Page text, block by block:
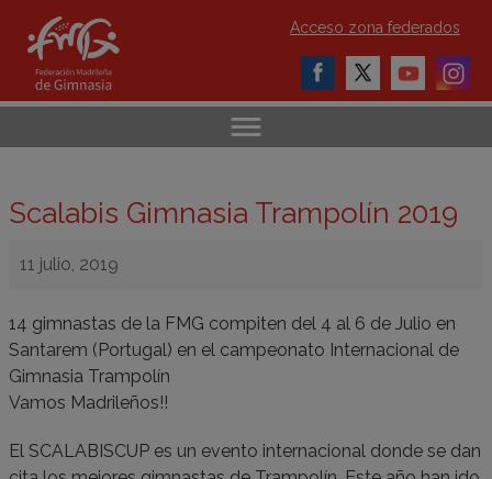
Acceso zona federados
Scalabis Gimnasia Trampolín 2019
11 julio, 2019
14 gimnastas de la FMG compiten del 4 al 6 de Julio en
Santarem (Portugal) en el campeonato Internacional de
Gimnasia Trampolín
Vamos Madrileños!!
El SCALABISCUP es un evento internacional donde se dan